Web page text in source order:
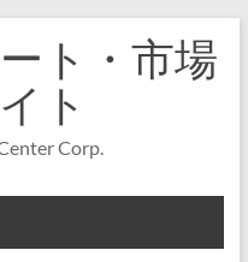
ト・市場
ト
Corp.